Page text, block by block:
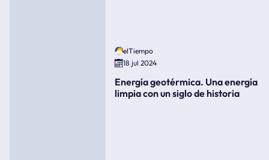
elTiempo
18 jul 2024
Energía geotérmica. Una energía
limpia con un siglo de historia